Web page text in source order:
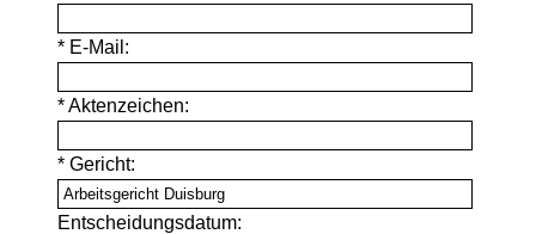
* E-Mail:
* Aktenzeichen:
* Gericht:
Entscheidungsdatum: